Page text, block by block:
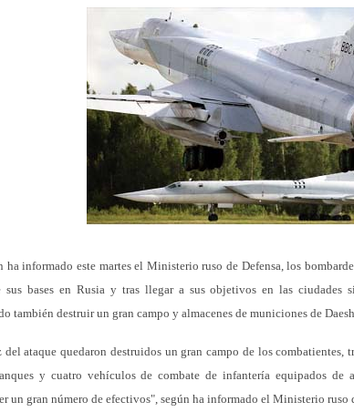
ha informado este martes el Ministerio ruso de Defensa, los
sus bases en Rusia y tras llegar a sus objetivos en las ciudades
también destruir un gran campo y almacenes de municiones de
del ataque quedaron destruidos un gran campo de los combatientes,
y cuatro vehículos de combate de infantería equipados de
un gran número de efectivos", según ha informado el Ministerio ruso